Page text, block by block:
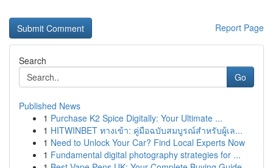
Report Page
Search
Go
Published News
1 Purchase K2 Spice Digitally: Your Ultimate ...
1 HITWINBET ทางเข้า: คู่มือฉบับสมบูรณ์สำหรับผู้เล...
1 Need to Unlock Your Car? Find Local Experts Now
1 Fundamental digital photography strategies for ...